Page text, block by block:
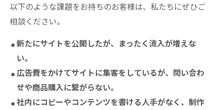
以下のような課題をお持ちのお客様は、私たちにぜひご
相談ください。
新たにサイトを公開したが、まったく流入が増えな
い。
広告費をかけてサイトに集客をしているが、問い合わ
せや商品購入に繋がらない。
社内にコピーやコンテンツを書ける人手がなく、制作